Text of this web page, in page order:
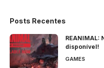
Posts Recentes
REANIMAL:
disponível!
GAMES